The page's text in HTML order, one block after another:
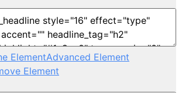
ElementAdvanced Element
Element